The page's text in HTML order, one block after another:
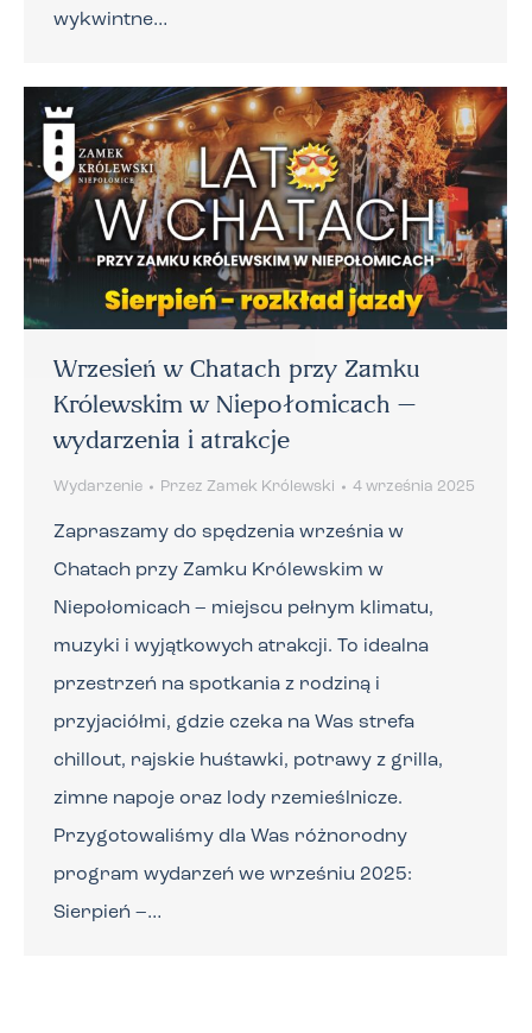
wykwintne…
Wrzesień w Chatach przy Zamku
Królewskim w Niepołomicach –
wydarzenia i atrakcje
Wydarzenie Przez Zamek Królewski 4 września 2025
Zapraszamy do spędzenia września w
Chatach przy Zamku Królewskim w
Niepołomicach – miejscu pełnym klimatu,
muzyki i wyjątkowych atrakcji. To idealna
przestrzeń na spotkania z rodziną i
przyjaciółmi, gdzie czeka na Was strefa
chillout, rajskie huśtawki, potrawy z grilla,
zimne napoje oraz lody rzemieślnicze.
Przygotowaliśmy dla Was różnorodny
program wydarzeń we wrześniu 2025:
Sierpień –…